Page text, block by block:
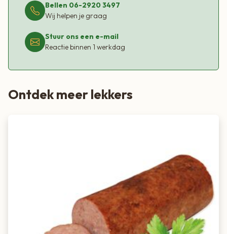
Bellen 06-2920 3497
Wij helpen je graag
Stuur ons een e-mail
Reactie binnen 1 werkdag
Ontdek meer lekkers